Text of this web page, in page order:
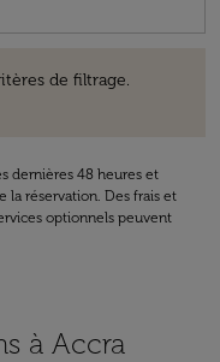
de filtrage.
dernières 48 heures et
la réservation. Des frais et
optionnels peuvent
à Accra